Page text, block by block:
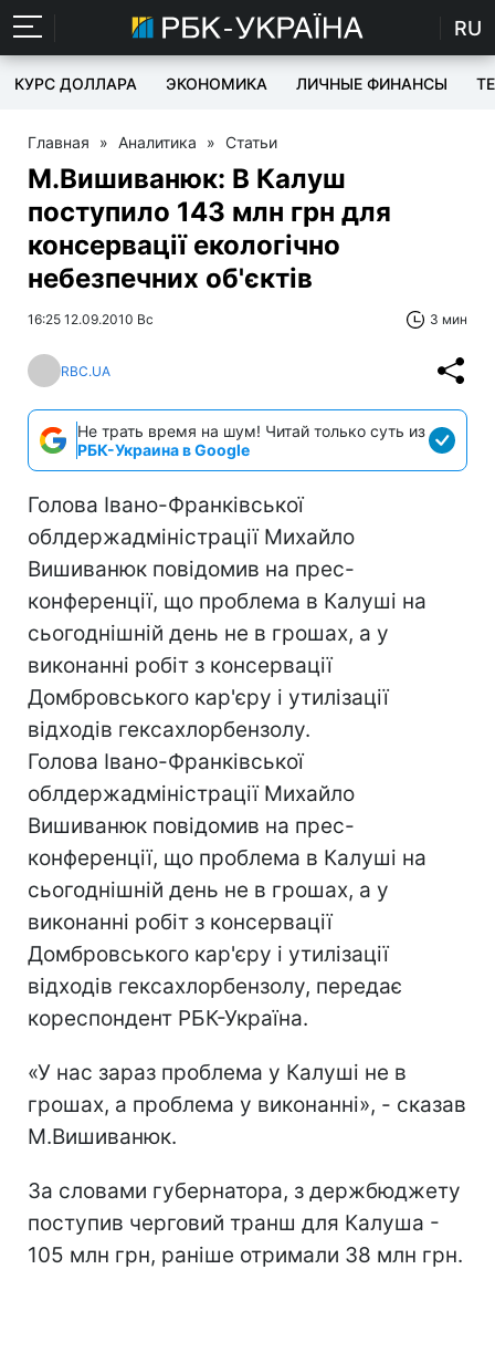
RU
КУРС ДОЛЛАРА ЭКОНОМИКА ЛИЧНЫЕ ФИНАНСЫ
Главная » Аналитика » Статьи
М.Вишиванюк: В Калуш
поступило 143 млн грн для
консервації екологічно
небезпечних об'єктів
16:25 12.09.2010 Вс 3 мин
RBC.UA
Не трать время на шум! Читай только суть из
РБК-Украина в Google
Голова Івано-Франківської
облдержадміністрації Михайло
Вишиванюк повідомив на прес-
конференції, що проблема в Калуші на
сьогоднішній день не в грошах, а у
виконанні робіт з консервації
Домбровського кар'єру і утилізації
відходів гексахлорбензолу.
Голова Івано-Франківської
облдержадміністрації Михайло
Вишиванюк повідомив на прес-
конференції, що проблема в Калуші на
сьогоднішній день не в грошах, а у
виконанні робіт з консервації
Домбровського кар'єру і утилізації
відходів гексахлорбензолу, передає
кореспондент РБК-Україна.
«У нас зараз проблема у Калуші не в
грошах, а проблема у виконанні», - сказав
М.Вишиванюк.
За словами губернатора, з держбюджету
поступив черговий транш для Калуша -
105 млн грн, раніше отримали 38 млн грн.